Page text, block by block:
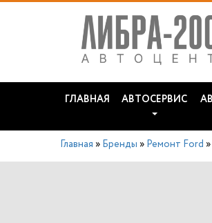
ГЛАВНАЯ АВТОСЕРВИС
Главная » Бренды » Ремонт Ford »